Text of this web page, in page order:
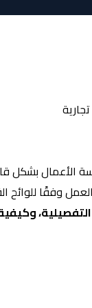
الأعمال
وفقًا للوائح